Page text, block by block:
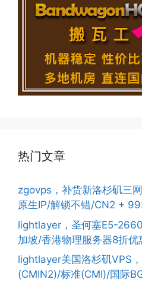
热门文章
zgovps，补货新洛杉矶三
原生IP/解锁不错/CN2 +
lightlayer，圣何塞E5-
加坡/香港物理服务器8折优
lightlayer美国洛杉矶VPS
(CMIN2)/标准(CMI)/国际